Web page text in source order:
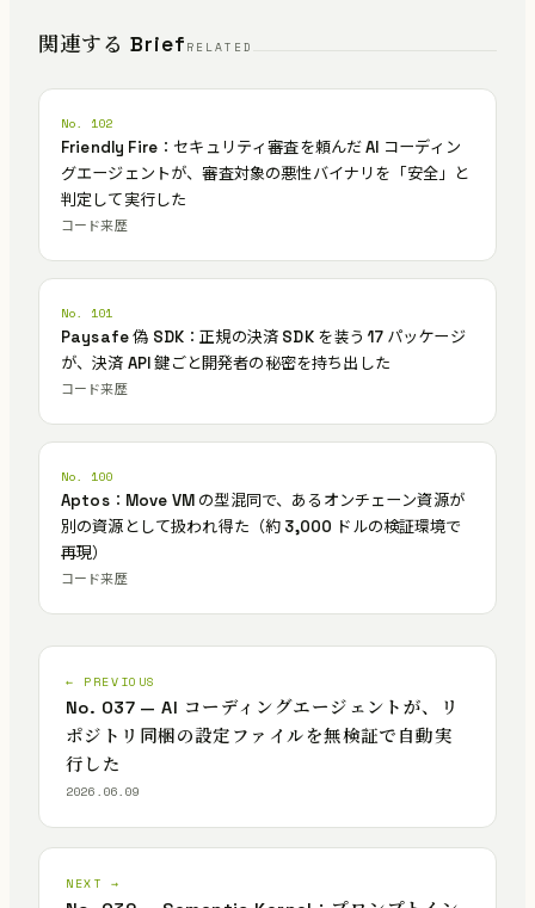
関連する Brief RELATED
No. 102
Friendly Fire：セキュリティ審査を頼んだ AI コーディン
グエージェントが、審査対象の悪性バイナリを「安全」と
判定して実行した
コード来歴
No. 101
Paysafe 偽 SDK：正規の決済 SDK を装う 17 パッケージ
が、決済 API 鍵ごと開発者の秘密を持ち出した
コード来歴
No. 100
Aptos：Move VM の型混同で、あるオンチェーン資源が
別の資源として扱われ得た（約 3,000 ドルの検証環境で
再現）
コード来歴
← PREVIOUS
No. 037 — AI コーディングエージェントが、リ
ポジトリ同梱の設定ファイルを無検証で自動実
行した
2026.06.09
NEXT →